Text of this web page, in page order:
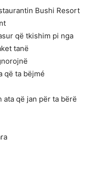
Bushi Resort
që tkishim pi nga
tanë
që ta bëjmé
që jan për ta bërë